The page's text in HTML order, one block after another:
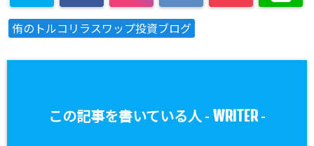
侑のトルコリラスワップ投資ブログ
この記事を書いている人 - WRITER -